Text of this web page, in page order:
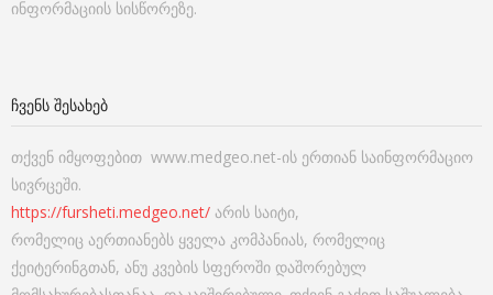
ინფორმაციის სისწორეზე.
ᲩᲕᲔᲜᲡ ᲨᲔᲡᲐᲮᲔᲑ
თქვენ იმყოფებით www.medgeo.net-ის ერთიან საინფორმაციო
სივრცეში.
https://fursheti.medgeo.net/ არის საიტი,
რომელიც აერთიანებს ყველა კომპანიას, რომელიც
ქეიტერინგთან, ანუ კვების სფეროში დაშორებულ